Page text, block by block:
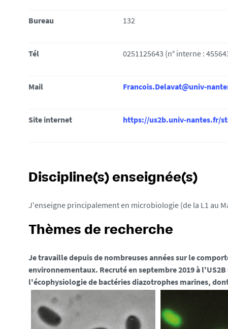
:
Bureau 132
Tél 0251125643 (n° interne :
Mail Francois.Delavat@univ-
Site internet https://us2b.univ-nantes.fr/
Discipline(s) enseignée(s)
J'enseigne principalement en microbiologie (de la L1 au
Thèmes de recherche
Je travaille depuis de nombreuses années sur le
environnementaux. Recruté en septembre 2019 à
l'écophysiologie de bactéries diazotrophes marines,